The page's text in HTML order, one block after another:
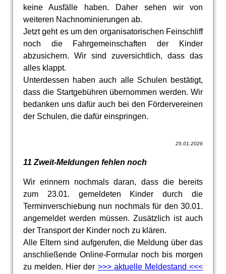
keine Ausfälle haben. Daher sehen wir von
weiteren Nachnominierungen ab.
Jetzt geht es um den organisatorischen Feinschliff
noch die Fahrgemeinschaften der Kinder
abzusichern. Wir sind zuversichtlich, dass das
alles klappt.
Unterdessen haben auch alle Schulen bestätigt,
dass die Startgebühren übernommen werden. Wir
bedanken uns dafür auch bei den Fördervereinen
der Schulen, die dafür einspringen.
25.01.2026
11 Zweit-Meldungen fehlen noch
Wir erinnern nochmals daran, dass die bereits
zum 23.01. gemeldeten Kinder durch die
Terminverschiebung nun nochmals für den 30.01.
angemeldet werden müssen. Zusätzlich ist auch
der Transport der Kinder noch zu klären.
Alle Eltern sind aufgerufen, die Meldung über das
anschließende Online-Formular noch bis morgen
zu melden. Hier der >>> aktuelle Meldestand <<<